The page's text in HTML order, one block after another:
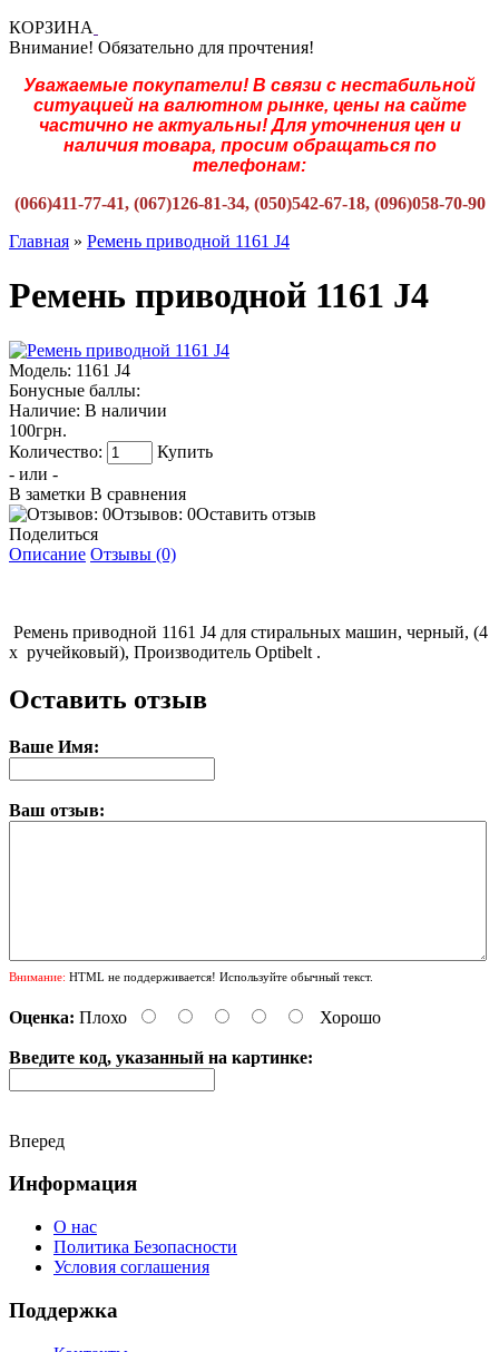
КОРЗИНА
Внимание! Обязательно для прочтения!
Уважаемые покупатели! В связи с нестабильной
ситуацией на валютном рынке, цены на сайте
частично не актуальны! Для уточнения цен и
наличия товара, просим обращаться по
телефонам:
(066)411-77-41, (067)126-81-34, (050)542-67-18, (096)058-70-90
Главная » Ремень приводной 1161 J4
Ремень приводной 1161 J4
Модель: 1161 J4
Бонусные баллы:
Наличие: В наличии
100грн.
Количество:
Купить
- или -
В заметки В сравнения
Отзывов: 0Оставить отзыв
Поделиться
Описание Отзывы (0)
Ремень приводной 1161 J4 для стиральных машин, черный, (4
х ручейковый), Производитель Optibelt .
Оставить отзыв
Ваше Имя:
Ваш отзыв:
Внимание: HTML не поддерживается! Используйте обычный текст.
Оценка: Плохо Хорошо
Введите код, указанный на картинке:
Вперед
Информация
О нас
Политика Безопасности
Условия соглашения
Поддержка